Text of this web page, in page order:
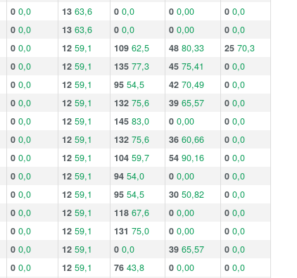
0 0,0 13 63,6 0 0,0 0 0,00 0 0,0
0 0,0 13 63,6 0 0,0 0 0,00 0 0,0
0 0,0 12 59,1 109 62,5 48 80,33 25 70,3
0 0,0 12 59,1 135 77,3 45 75,41 0 0,0
0 0,0 12 59,1 95 54,5 42 70,49 0 0,0
0 0,0 12 59,1 132 75,6 39 65,57 0 0,0
0 0,0 12 59,1 145 83,0 0 0,00 0 0,0
0 0,0 12 59,1 132 75,6 36 60,66 0 0,0
0 0,0 12 59,1 104 59,7 54 90,16 0 0,0
0 0,0 12 59,1 94 54,0 0 0,00 0 0,0
0 0,0 12 59,1 95 54,5 30 50,82 0 0,0
0 0,0 12 59,1 118 67,6 0 0,00 0 0,0
0 0,0 12 59,1 131 75,0 0 0,00 0 0,0
0 0,0 12 59,1 0 0,0 39 65,57 0 0,0
0 0,0 12 59,1 76 43,8 0 0,00 0 0,0